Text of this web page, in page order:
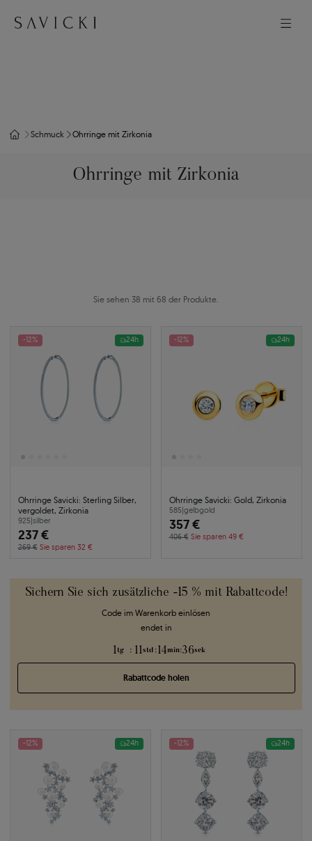
Schmuck Ohrringe mit Zirkonia
Ohrringe mit Zirkonia
Sie sehen 38 mit 68 der Produkte.
Sichern Sie sich zusätzliche -15 % mit Rabattcode!
Code im Warenkorb einlösen
endet in
1 tg : 11std :14min:35sek
Rabattcode holen
-12% 24h
Ohrringe Savicki: Sterling Silber,
vergoldet, Zirkonia
925|silber
237 €
269 € Sie sparen 32 €
-12% 24h
Ohrringe Savicki: Gold, Zirkonia
585|gelbgold
357 €
406 € Sie sparen 49 €
-12% 24h -12% 24h